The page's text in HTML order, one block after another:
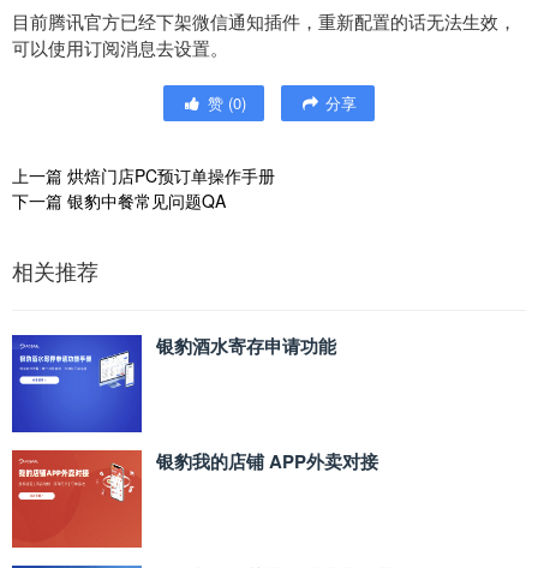
目前腾讯官方已经下架微信通知插件，重新配置的话无法生效，
可以使用订阅消息去设置。
赞 (0) 分享
上一篇 烘焙门店PC预订单操作手册
下一篇 银豹中餐常见问题QA
相关推荐
银豹酒水寄存申请功能
银豹我的店铺 APP外卖对接